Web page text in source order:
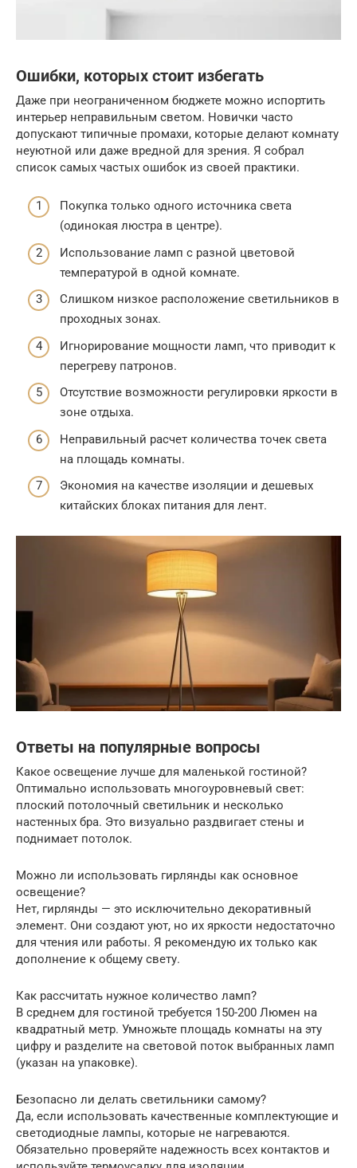
Ошибки, которых стоит избегать
Даже при неограниченном бюджете можно испортить
интерьер неправильным светом. Новички часто
допускают типичные промахи, которые делают комнату
неуютной или даже вредной для зрения. Я собрал
список самых частых ошибок из своей практики.
Покупка только одного источника света
(одинокая люстра в центре).
Использование ламп с разной цветовой
температурой в одной комнате.
Слишком низкое расположение светильников в
проходных зонах.
Игнорирование мощности ламп, что приводит к
перегреву патронов.
Отсутствие возможности регулировки яркости в
зоне отдыха.
Неправильный расчет количества точек света
на площадь комнаты.
Экономия на качестве изоляции и дешевых
китайских блоках питания для лент.
Ответы на популярные вопросы
Какое освещение лучше для маленькой гостиной?
Оптимально использовать многоуровневый свет:
плоский потолочный светильник и несколько
настенных бра. Это визуально раздвигает стены и
поднимает потолок.
Можно ли использовать гирлянды как основное
освещение?
Нет, гирлянды — это исключительно декоративный
элемент. Они создают уют, но их яркости недостаточно
для чтения или работы. Я рекомендую их только как
дополнение к общему свету.
Как рассчитать нужное количество ламп?
В среднем для гостиной требуется 150-200 Люмен на
квадратный метр. Умножьте площадь комнаты на эту
цифру и разделите на световой поток выбранных ламп
(указан на упаковке).
Безопасно ли делать светильники самому?
Да, если использовать качественные комплектующие и
светодиодные лампы, которые не нагреваются.
Обязательно проверяйте надежность всех контактов и